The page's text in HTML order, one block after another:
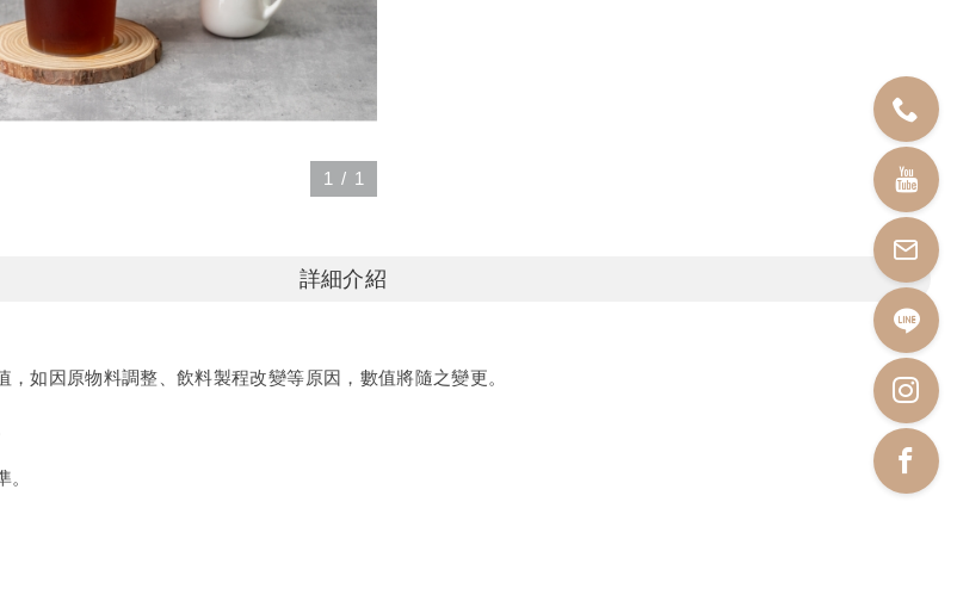
1 / 1
詳細介紹
，如因原物料調整、飲料製程改變等原因，數值將隨之變更。